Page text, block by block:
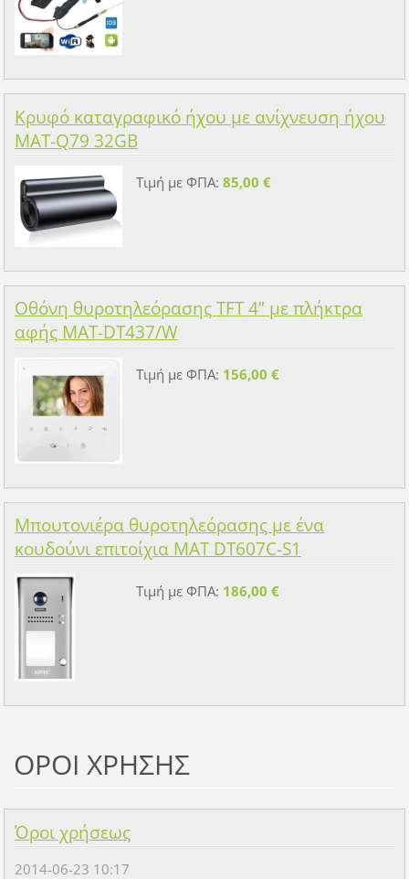
Κρυφό καταγραφικό ήχου με ανίχνευση ήχου
MAT-Q79 32GB
Τιμή με ΦΠΑ: 85,00 €
Οθόνη θυροτηλεόρασης TFT 4” με πλήκτρα
αφής MAT-DT437/W
Τιμή με ΦΠΑ: 156,00 €
Μπουτονιέρα θυροτηλεόρασης με ένα
κουδούνι επιτοίχια MAT DT607C-S1
Τιμή με ΦΠΑ: 186,00 €
ΟΡΟΙ ΧΡΗΣΗΣ
Όροι χρήσεως
2014-06-23 10:17